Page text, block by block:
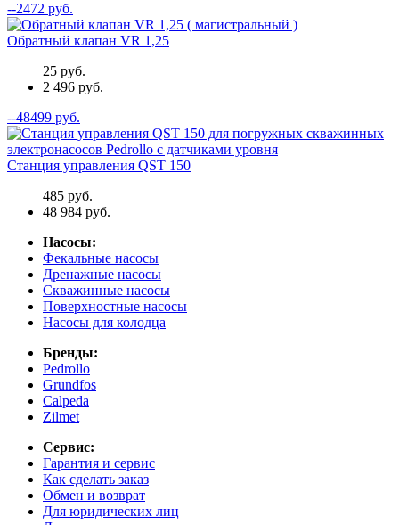
--2472 руб.
Обратный клапан VR 1,25
25 руб.
2 496 руб.
--48499 руб.
Станция управления QST 150
485 руб.
48 984 руб.
Насосы:
Фекальные насосы
Дренажные насосы
Скважинные насосы
Поверхностные насосы
Насосы для колодца
Бренды:
Pedrollo
Grundfos
Calpeda
Zilmet
Сервис:
Гарантия и сервис
Как сделать заказ
Обмен и возврат
Для юридических лиц